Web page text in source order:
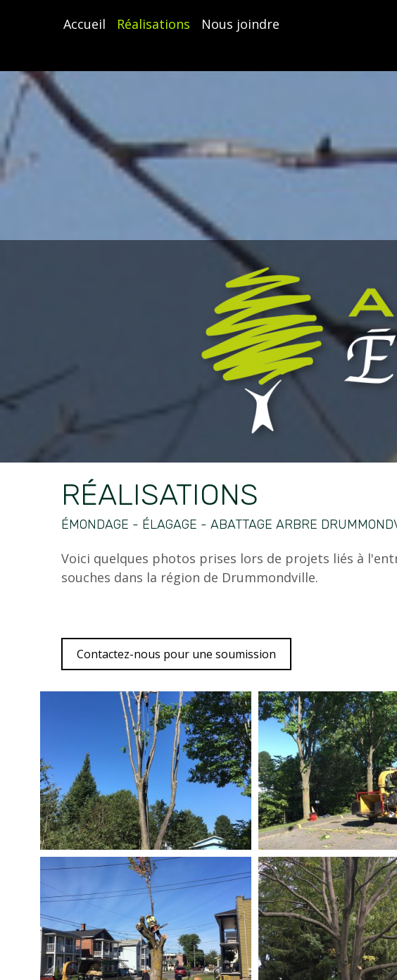
Accueil Réalisations Nous joindre
RÉALISATIONS
ÉMONDAGE - ÉLAGAGE - ABATTAGE ARBRE
Voici quelques photos prises lors de projets liés à
souches dans la région de Drummondville.
Contactez-nous pour une soumission